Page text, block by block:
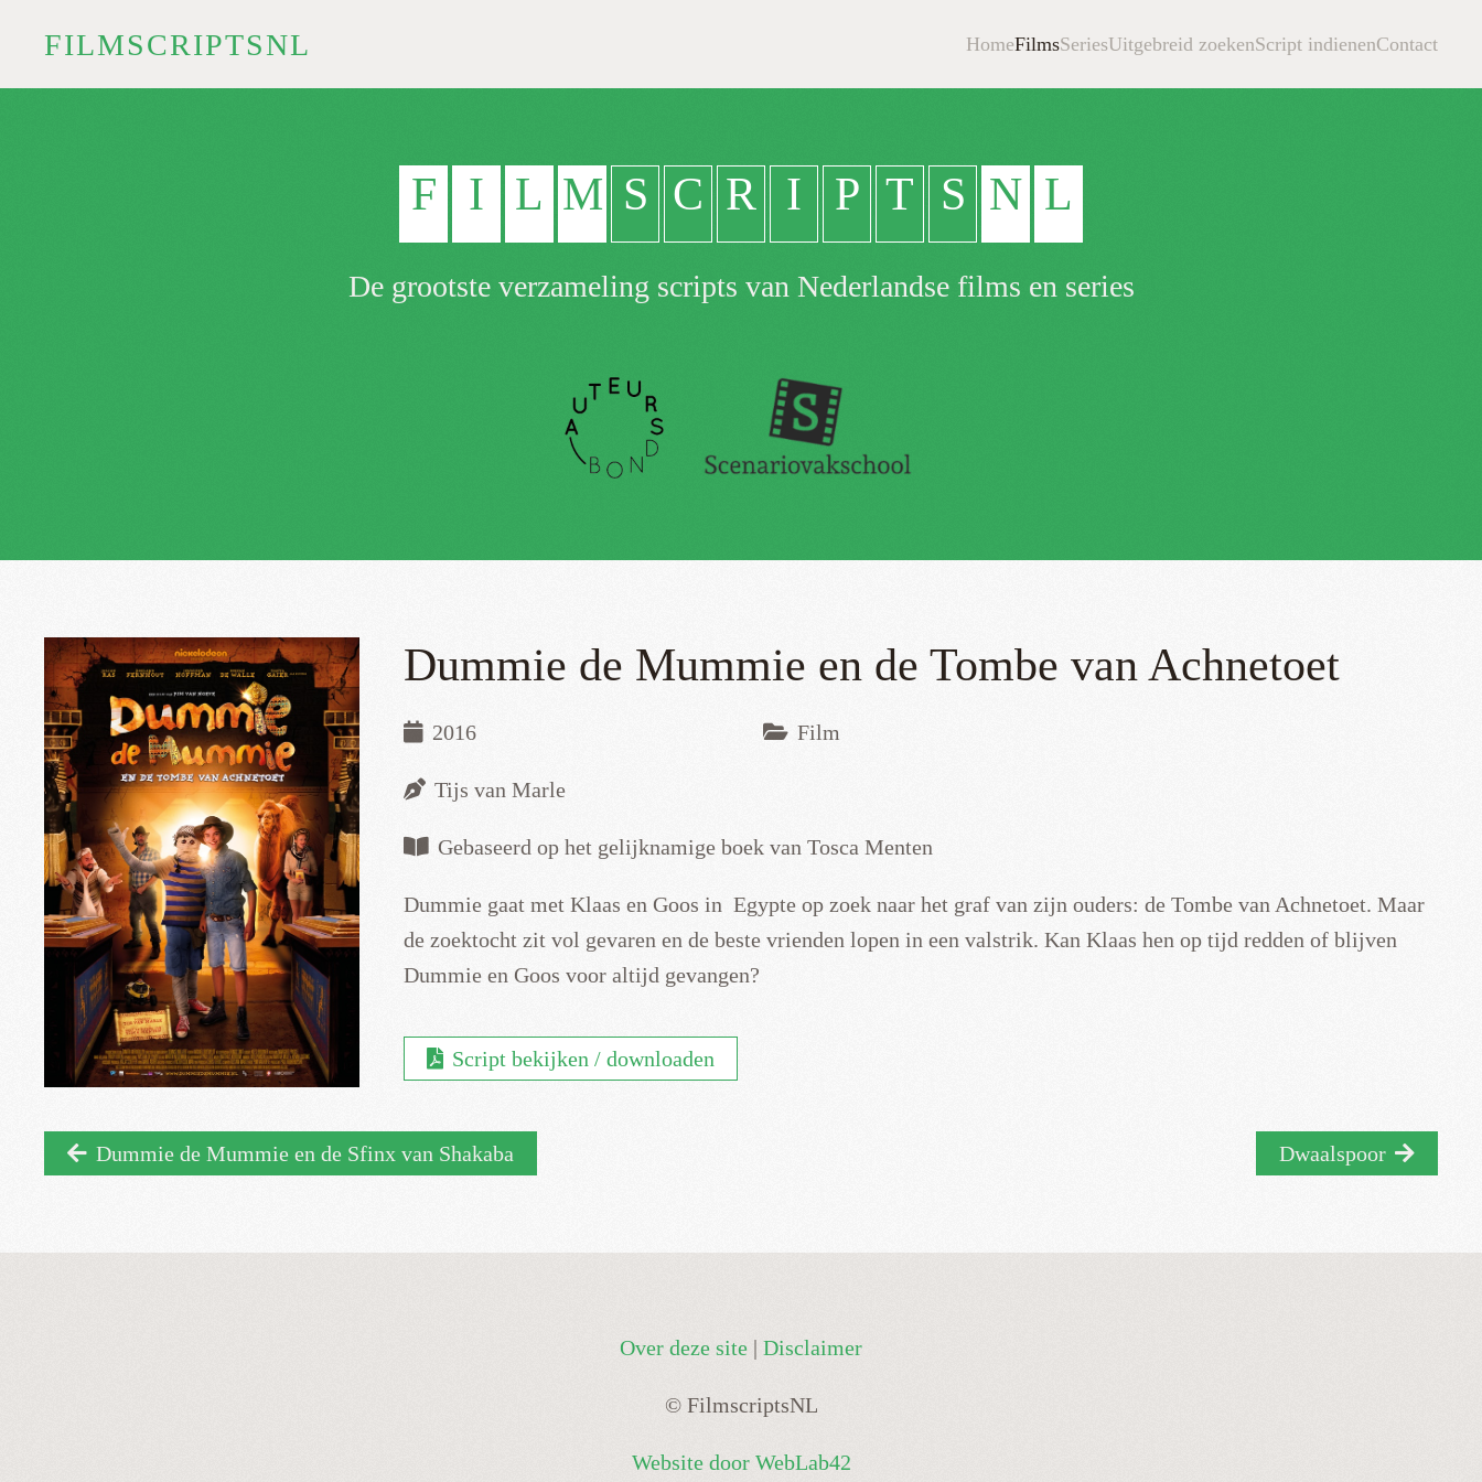
Skip to main content
FILMSCRIPTSNL HomeFilmsSeriesUitgebreid zoekenScript indienenContact
F I L M S C R I P T S N L
De grootste verzameling scripts van Nederlandse films en series
Dummie de Mummie en de Tombe van Achnetoet
2016 Film
Tijs van Marle
Gebaseerd op het gelijknamige boek van Tosca Menten
Dummie gaat met Klaas en Goos in Egypte op zoek naar het graf van zijn ouders: de Tombe van Achnetoet. Maar
de zoektocht zit vol gevaren en de beste vrienden lopen in een valstrik. Kan Klaas hen op tijd redden of blijven
Dummie en Goos voor altijd gevangen?
Script bekijken / downloaden
Dummie de Mummie en de Sfinx van Shakaba Dwaalspoor
Over deze site | Disclaimer
© FilmscriptsNL
Website door WebLab42